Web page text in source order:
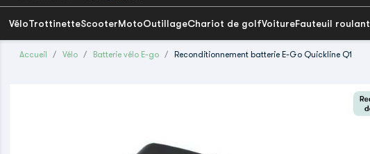
VéloTrottinetteScooterMotoOutillageChariot de golfVoitureFauteuil roulant
Accueil Vélo Batterie vélo E-go Reconditionnement batterie E-Go Quickline Q1